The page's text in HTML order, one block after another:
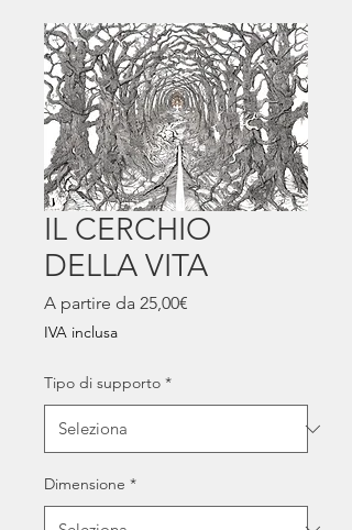
IL CERCHIO
DELLA VITA
A partire da 25,00€
IVA inclusa
Tipo di supporto *
Dimensione *